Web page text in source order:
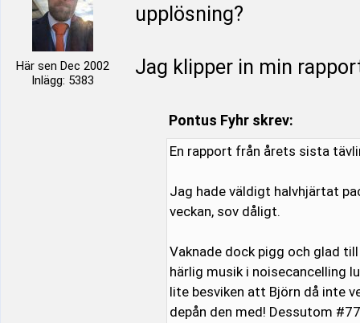
Här sen Dec 2002
Inlägg: 5383
upplösning?
Jag klipper in min
Pontus Fyhr skrev:
En rapport från årets sista
Jag hade väldigt halvhjärtat
veckan, sov dåligt.
Vaknade dock pigg och glad
härlig musik i noisecancelling
lite besviken att Björn då inte
depån den med! Dessutom